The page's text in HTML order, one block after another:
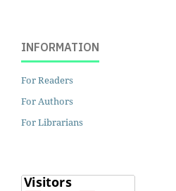
INFORMATION
For Readers
For Authors
For Librarians